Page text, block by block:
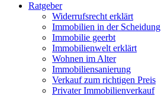
Ratgeber
Widerrufsrecht erklärt
Immobilien in der Scheidung
Immobilie geerbt
Immobilienwelt erklärt
Wohnen im Alter
Immobiliensanierung
Verkauf zum richtigen Preis
Privater Immobilienverkauf